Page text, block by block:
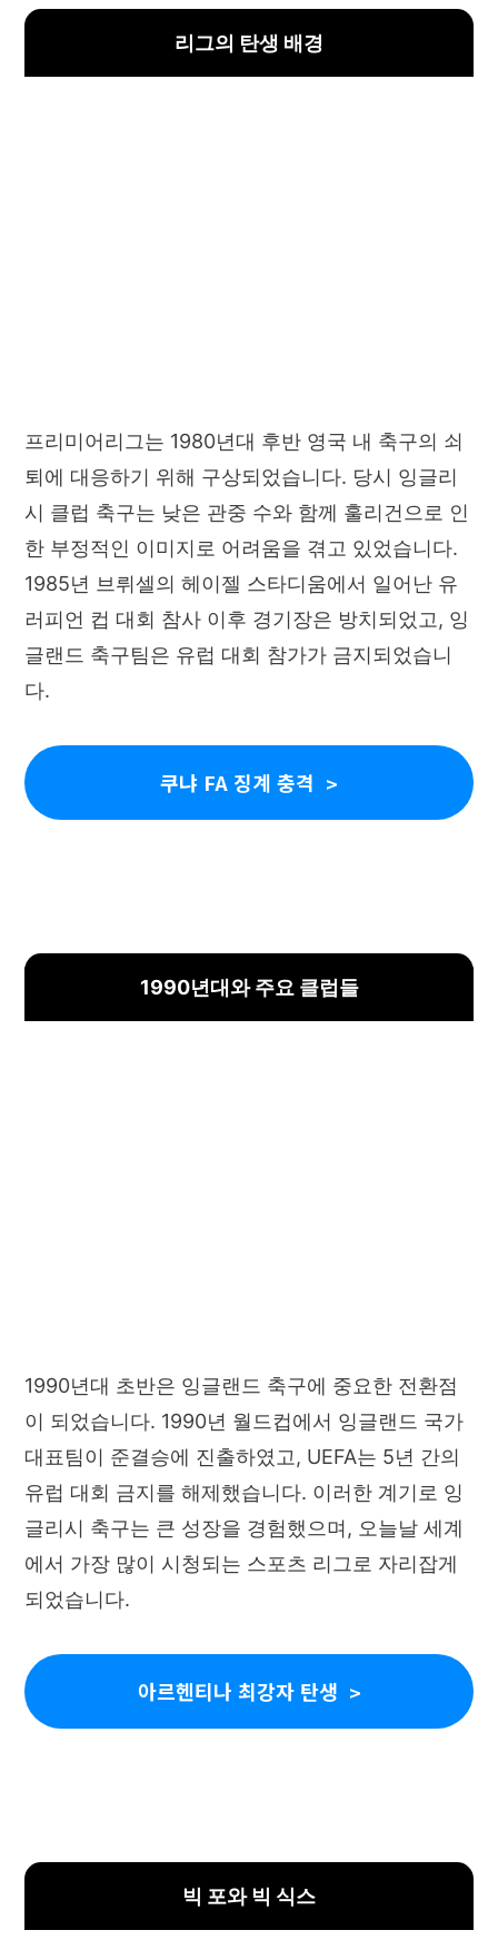
리그의 탄생 배경
프리미어리그는 1980년대 후반 영국 내 축구의 쇠
퇴에 대응하기 위해 구상되었습니다. 당시 잉글리
시 클럽 축구는 낮은 관중 수와 함께 훌리건으로 인
한 부정적인 이미지로 어려움을 겪고 있었습니다.
1985년 브뤼셀의 헤이젤 스타디움에서 일어난 유
러피언 컵 대회 참사 이후 경기장은 방치되었고, 잉
글랜드 축구팀은 유럽 대회 참가가 금지되었습니
다.
쿠냐 FA 징계 충격
1990년대와 주요 클럽들
1990년대 초반은 잉글랜드 축구에 중요한 전환점
이 되었습니다. 1990년 월드컵에서 잉글랜드 국가
대표팀이 준결승에 진출하였고, UEFA는 5년 간의
유럽 대회 금지를 해제했습니다. 이러한 계기로 잉
글리시 축구는 큰 성장을 경험했으며, 오늘날 세계
에서 가장 많이 시청되는 스포츠 리그로 자리잡게
되었습니다.
아르헨티나 최강자 탄생
빅 포와 빅 식스